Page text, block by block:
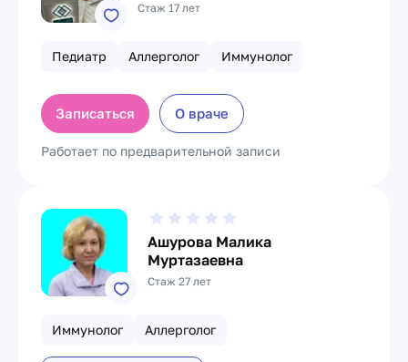
Стаж 17 лет
Педиатр Аллерголог Иммунолог
Записаться О враче
Работает по предварительной записи
Ашурова Малика
Муртазаевна
Стаж 27 лет
Иммунолог Аллерголог